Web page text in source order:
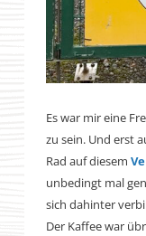
Es war mir eine
zu sein. Und erst
Rad auf diesem
unbedingt mal
sich dahinter
Der Kaffee war